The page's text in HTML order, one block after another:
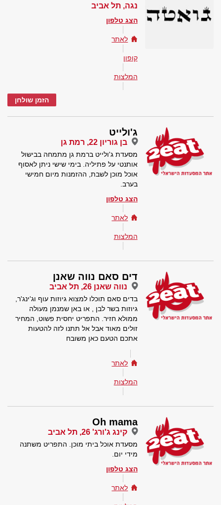
נגה, תל אביב
הצג טלפון
לאתר
קופון
המלצות
הזמן שולחן
ג'ולייט
בן גוריון 22, רמת גן
מסעדת ג'ולייט ברמת גן מתמחה בבישול
אותנטי על פתיליה. בימי שישי ניתן לאסוף
אוכל מוכן לשבת, ההזמנות מיום חמישי
בערב.
הצג טלפון
לאתר
המלצות
דים סאם נווה שאנן
נווה שאנן 26, תל אביב
בדים סאם תוכלו למצוא גיוזות עוף וג'ינג'ר,
גיוזות בשר לבן , או באן שמנמן מעולה
ממולא חזיר. התפריט יחסית פשוט, המחיר
זולים מאוד אבל אל תתנו לזה להטעות
אתכם הטעם כאן משובח
לאתר
המלצות
Oh mama
קינג ג'ורג' 26, תל אביב
מסעדת אוכל ביתי מוכן. התפריט משתנה
מידי יום.
הצג טלפון
לאתר